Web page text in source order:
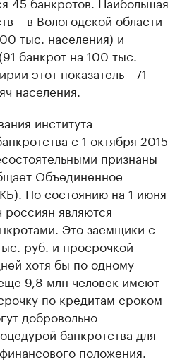
– в Вологодской области
тыс. населения) и
банкрот на 100 тыс.
этот показатель - 71
населения.
института
с 1 октября 2015
признаны
Объединенное
По состоянию на 1 июня
россиян являются
Это заемщики с
руб. и просрочкой
хотя бы по одному
9,8 млн человек имеют
по кредитам сроком
добровольно
банкротства для
положения.